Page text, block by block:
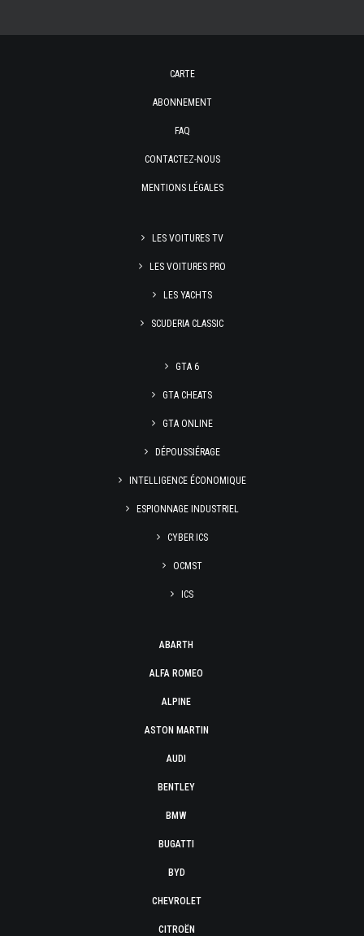
CARTE
ABONNEMENT
FAQ
CONTACTEZ-NOUS
MENTIONS LÉGALES
LES VOITURES TV
LES VOITURES PRO
LES YACHTS
SCUDERIA CLASSIC
GTA 6
GTA CHEATS
GTA ONLINE
DÉPOUSSIÉRAGE
INTELLIGENCE ÉCONOMIQUE
ESPIONNAGE INDUSTRIEL
CYBER ICS
OCMST
ICS
ABARTH
ALFA ROMEO
ALPINE
ASTON MARTIN
AUDI
BENTLEY
BMW
BUGATTI
BYD
CHEVROLET
CITROËN